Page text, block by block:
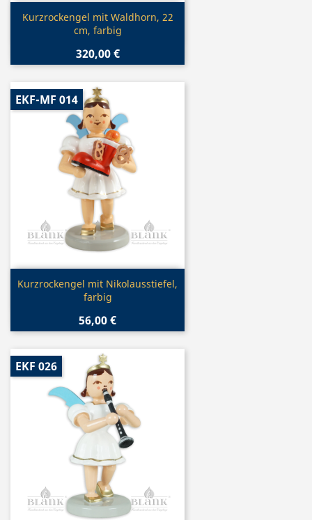
Vorschau
Kurzrockengel mit Waldhorn, 22
cm, farbig
320,00 €
Vorschau
Kurzrockengel mit Nikolausstiefel,
farbig
56,00 €
EKF-MF 014
EKF 026